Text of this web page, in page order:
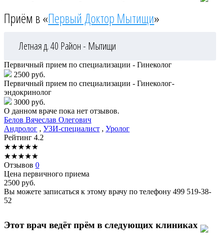
Приём в «Первый Доктор Мытищи»
Летная д. 40 Район - Мытищи
Первичный прием по специализации - Гинеколог
2500 руб.
Первичный прием по специализации - Гинеколог-
эндокринолог
3000 руб.
О данном враче пока нет отзывов.
Белов Вячеслав Олегович
Андролог , УЗИ-специалист , Уролог
Рейтинг 4.2
★★★★★
★★★★★
Отзывов 0
Цена первичного приема
2500 руб.
Вы можете записаться к этому врачу по телефону 499 519-38-
52
Этот врач ведёт прём в следующих клиниках